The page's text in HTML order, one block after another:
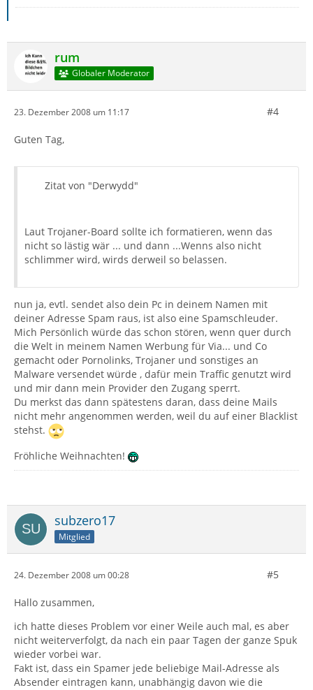
rum
Globaler Moderator
23. Dezember 2008 um 11:17 #4
Guten Tag,
Zitat von "Derwydd"
Laut Trojaner-Board sollte ich formatieren, wenn das
nicht so lästig wär ... und dann ...Wenns also nicht
schlimmer wird, wirds derweil so belassen.
nun ja, evtl. sendet also dein Pc in deinem Namen mit
deiner Adresse Spam raus, ist also eine Spamschleuder.
Mich Persönlich würde das schon stören, wenn quer durch
die Welt in meinem Namen Werbung für Via... und Co
gemacht oder Pornolinks, Trojaner und sonstiges an
Malware versendet würde , dafür mein Traffic genutzt wird
und mir dann mein Provider den Zugang sperrt.
Du merkst das dann spätestens daran, dass deine Mails
nicht mehr angenommen werden, weil du auf einer Blacklist
stehst.
Fröhliche Weihnachten!
subzero17
Mitglied
24. Dezember 2008 um 00:28 #5
Hallo zusammen,
ich hatte dieses Problem vor einer Weile auch mal, es aber
nicht weiterverfolgt, da nach ein paar Tagen der ganze Spuk
wieder vorbei war.
Fakt ist, dass ein Spamer jede beliebige Mail-Adresse als
Absender eintragen kann, unabhängig davon wie die